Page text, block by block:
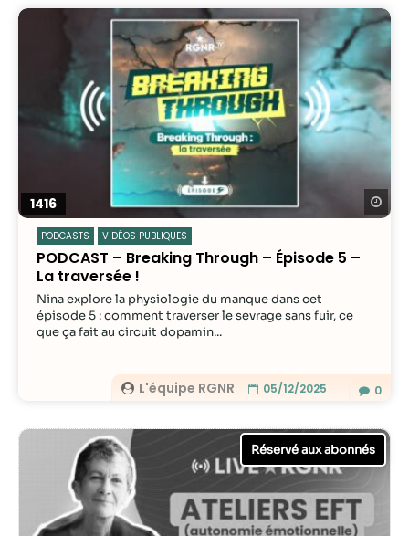
1416
PODCASTS VIDÉOS PUBLIQUES
PODCAST – Breaking Through – Épisode 5 –
La traversée !
L'équipe RGNR 05/12/2025
Nina explore la physiologie du manque dans cet
épisode 5 : comment traverser le sevrage sans fuir, ce
que ça fait au circuit dopamin...
0
facultatifs. Ils
sont
nécessaires au
fonctionnement
du site Web.
Statistiques
améliorer la
et la structure
en fonction
de la façon
utilisé.
Experience
Afin que notre
site Web
fonctionne
aussi bien que
possible lors